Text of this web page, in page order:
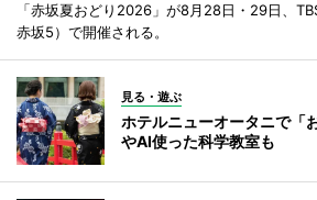
「赤坂夏おどり2026」が8月28日・29日、
赤坂5）で開催される。
見る・遊ぶ
ホテルニューオータニで「
やAI使った科学教室も